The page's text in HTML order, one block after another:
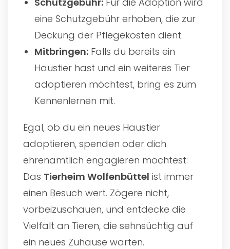
eine Schutzgebühr erhoben, die zur
Deckung der Pflegekosten dient.
Mitbringen: Falls du bereits ein
Haustier hast und ein weiteres Tier
adoptieren möchtest, bring es zum
Kennenlernen mit.
Egal, ob du ein neues Haustier
adoptieren, spenden oder dich
ehrenamtlich engagieren möchtest:
Das Tierheim Wolfenbüttel ist immer
einen Besuch wert. Zögere nicht,
vorbeizuschauen, und entdecke die
Vielfalt an Tieren, die sehnsüchtig auf
ein neues Zuhause warten.